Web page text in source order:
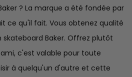
? La marque a été fondée par
ce qu'il fait. Vous obtenez qualité
Baker. Offrez plutôt
, c'est valable pour toute
à quelqu'un d'autre et cette